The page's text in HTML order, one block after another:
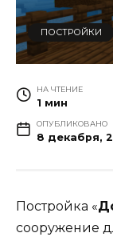
ПОСТРОЙКИ
НА ЧТЕНИЕ
1 мин
ОПУБЛИКОВАНО
8 декабря,
Постройка «
сооружение